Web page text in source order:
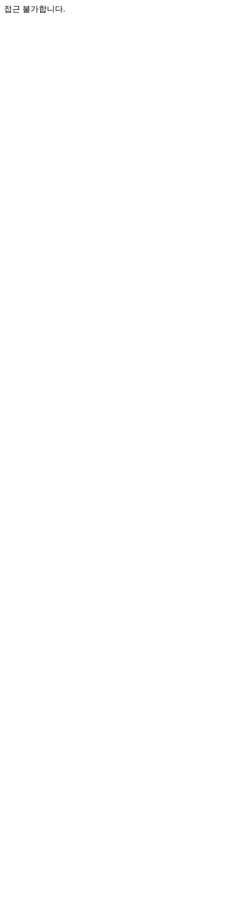
접근 불가합니다.